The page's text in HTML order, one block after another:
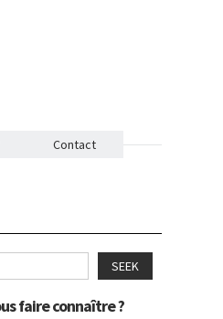
Contact
SEEK
faire connaître ?